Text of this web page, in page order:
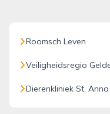
Roomsch Leven
Veiligheidsregio
Dierenkliniek St.